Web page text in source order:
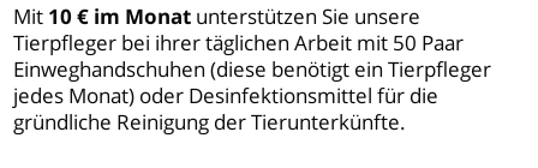
Mit 10 € im Monat unterstützen Sie unsere
Tierpfleger bei ihrer täglichen Arbeit mit 50 Paar
Einweghandschuhen (diese benötigt ein Tierpfleger
jedes Monat) oder Desinfektionsmittel für die
gründliche Reinigung der Tierunterkünfte.